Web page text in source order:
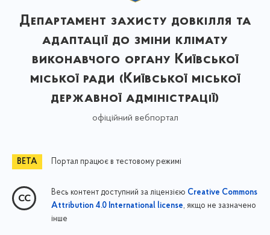
Департамент захисту довкілля та
адаптації до зміни клімату
виконавчого органу Київської
міської ради (Київської міської
державної адміністрації)
офіційний вебпортал
Портал працює в тестовому режимі
Весь контент доступний за ліцензією Creative Commons
Attribution 4.0 International license, якщо не зазначено
інше